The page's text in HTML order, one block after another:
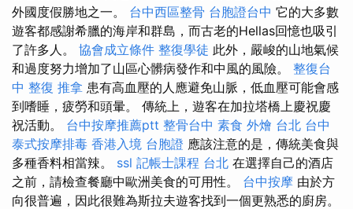
外國度假勝地之一。 台中西區整骨 台胞證台中 它的大多數
遊客都感謝希臘的海岸和群島，而古老的Hellas回憶也吸引
了許多人。 協會成立條件 整復學徒 此外，嚴峻的山地氣候
和過度努力增加了山區心髒病發作和中風的風險。 整復台
中 整復 推拿 患有高血壓的人應避免山脈，低血壓可能會感
到嗜睡，疲勞和頭暈。 傳統上，遊客在加拉塔橋上慶祝慶
祝活動。 台中按摩推薦ptt 整骨台中 素食 外燴 台北 台中
泰式按摩排毒 香港入境 台胞證 應該注意的是，傳統美食與
多種香料相當辣。 ssl 記帳士課程 台北 在選擇自己的酒店
之前，請檢查餐廳中歐洲美食的可用性。 台中按摩 由於方
向很普遍，因此很難為斯拉夫遊客找到一個更熟悉的廚房。